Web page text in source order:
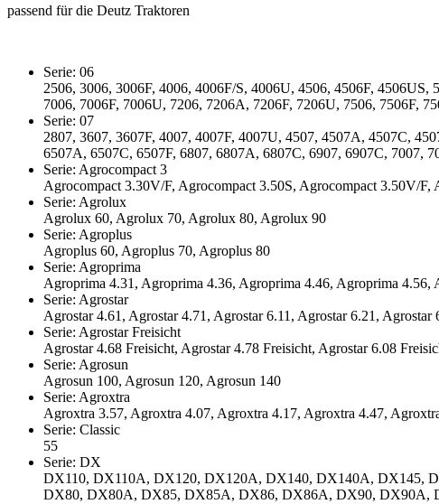
passend für die Deutz Traktoren
Serie: 06
2506, 3006, 3006F, 4006, 4006F/S, 4006U, 4506, 4506F,
7006, 7006F, 7006U, 7206, 7206A, 7206F, 7206U, 7506, 7506F,
Serie: 07
2807, 3607, 3607F, 4007, 4007F, 4007U, 4507, 4507A, 4507C,
6507A, 6507C, 6507F, 6807, 6807A, 6807C, 6907, 6907C, 7007,
Serie: Agrocompact 3
Agrocompact 3.30V/F, Agrocompact 3.50S, Agrocompact 3.50V/
Serie: Agrolux
Agrolux 60, Agrolux 70, Agrolux 80, Agrolux 90
Serie: Agroplus
Agroplus 60, Agroplus 70, Agroplus 80
Serie: Agroprima
Agroprima 4.31, Agroprima 4.36, Agroprima 4.46, Agroprima 4.56,
Serie: Agrostar
Agrostar 4.61, Agrostar 4.71, Agrostar 6.11, Agrostar 6.21, Agrostar
Serie: Agrostar Freisicht
Agrostar 4.68 Freisicht, Agrostar 4.78 Freisicht, Agrostar 6.08
Serie: Agrosun
Agrosun 100, Agrosun 120, Agrosun 140
Serie: Agroxtra
Agroxtra 3.57, Agroxtra 4.07, Agroxtra 4.17, Agroxtra 4.47,
Serie: Classic
55
Serie: DX
DX110, DX110A, DX120, DX120A, DX140, DX140A, DX145,
DX80, DX80A, DX85, DX85A, DX86, DX86A, DX90, DX90A,